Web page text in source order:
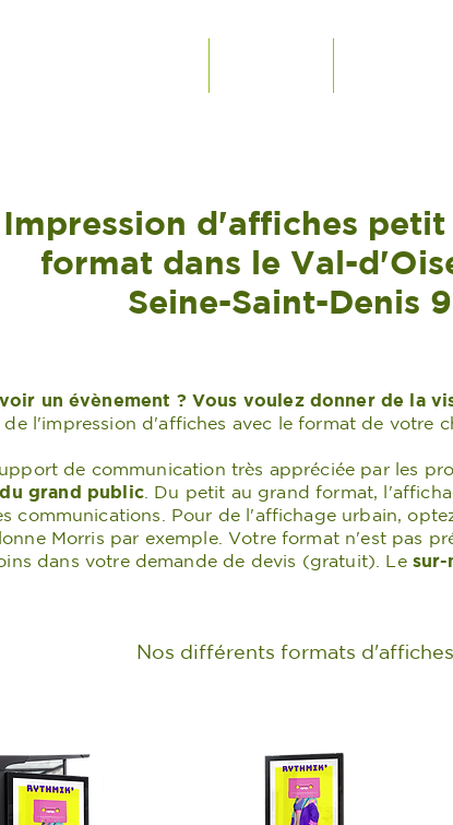
Impression d'affiches
format dans le Val-
Seine-Saint-Denis
un évènement ? Vous voulez donner de la
de l'impression d'affiches avec le format de votre
de communication très appréciée par les
grand public. Du petit au grand format,
communications. Pour de l'affichage urbain,
Morris par exemple. Votre format n'est pas
dans votre demande de devis (gratuit). Le sur-
Nos différents formats